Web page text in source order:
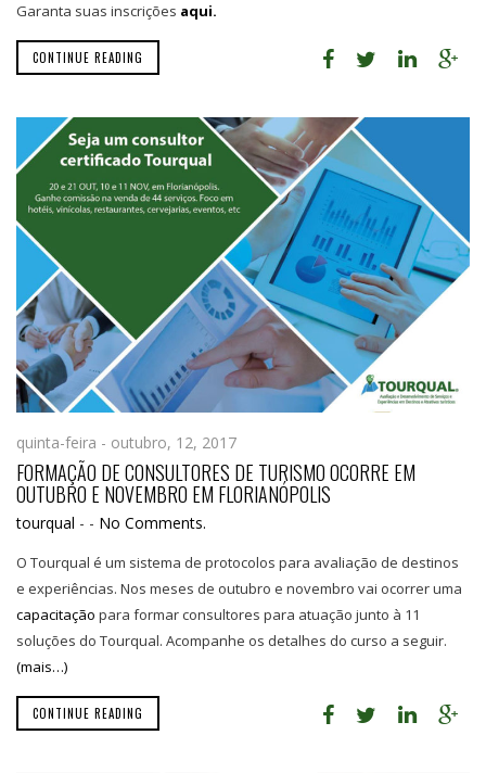
Garanta suas inscrições aqui.
CONTINUE READING
quinta-feira - outubro, 12, 2017
FORMAÇÃO DE CONSULTORES DE TURISMO OCORRE EM
OUTUBRO E NOVEMBRO EM FLORIANÓPOLIS
tourqual - - No Comments.
O Tourqual é um sistema de protocolos para avaliação de destinos
e experiências. Nos meses de outubro e novembro vai ocorrer uma
capacitação para formar consultores para atuação junto à 11
soluções do Tourqual. Acompanhe os detalhes do curso a seguir.
(mais…)
CONTINUE READING